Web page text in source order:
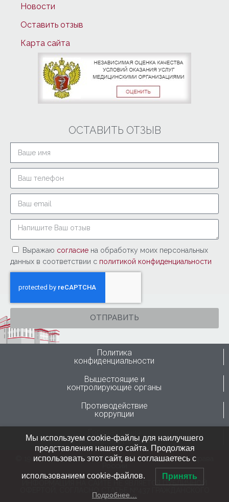
Новости
Оставить отзыв
Карта сайта
ОСТАВИТЬ ОТЗЫВ
Выражаю согласие на обработку моих персональных
данных в соответствии с политикой конфиденциальности
ОТПРАВИТЬ
Политика
конфиденциальности
Вышестоящие и
контролирующие органы
Противодействие
коррупции
Горячая линия
Минздрава России
© 1946-2024 ФГБУ “ННИИТО им. Я.Л.Цивьяна” Минздрава
ИНФОРМАЦИЯ НА САЙТЕ НЕ ЯВЛЯЕТСЯ ПУБЛИЧНОЙ
КОДЕКСА РФ
Мы используем cookie-файлы для наилучшего
представления нашего сайта. Продолжая
использовать этот сайт, вы соглашаетесь с
использованием cookie-файлов. Принять
Подробнее…